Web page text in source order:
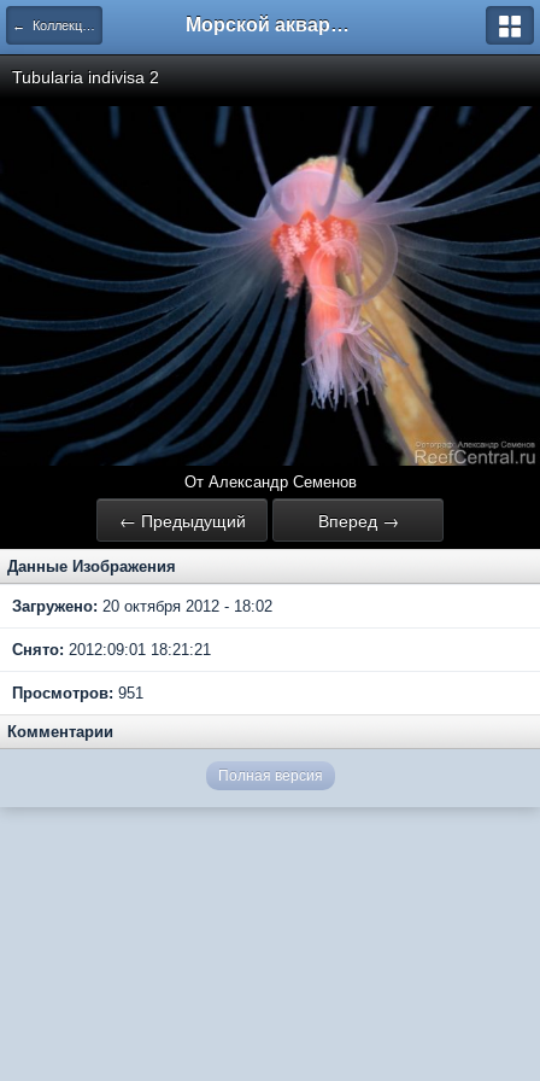
← Коллекция фотографий Александра Семенова. Часть 1. Морской аквариум. Форумы ReefCentral.ru
Tubularia indivisa 2
От Александр Семенов
← Предыдущий Вперед →
Данные Изображения
Загружено: 20 октября 2012 - 18:02
Снято: 2012:09:01 18:21:21
Просмотров: 951
Комментарии
Полная версия